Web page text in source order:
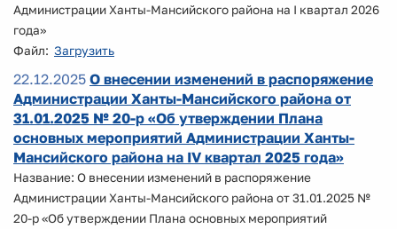
Администрации Ханты-Мансийского района на I квартал 2026
года»
Файл: Загрузить
22.12.2025 О внесении изменений в распоряжение
Администрации Ханты-Мансийского района от
31.01.2025 № 20-р «Об утверждении Плана
основных мероприятий Администрации Ханты-
Мансийского района на IV квартал 2025 года»
Название: О внесении изменений в распоряжение
Администрации Ханты-Мансийского района от 31.01.2025 №
20-р «Об утверждении Плана основных мероприятий